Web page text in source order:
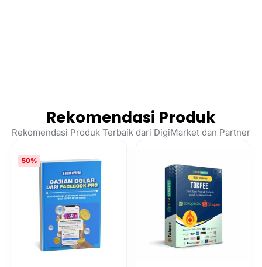
Rekomendasi Produk
Rekomendasi Produk Terbaik dari DigiMarket dan Partner
50%